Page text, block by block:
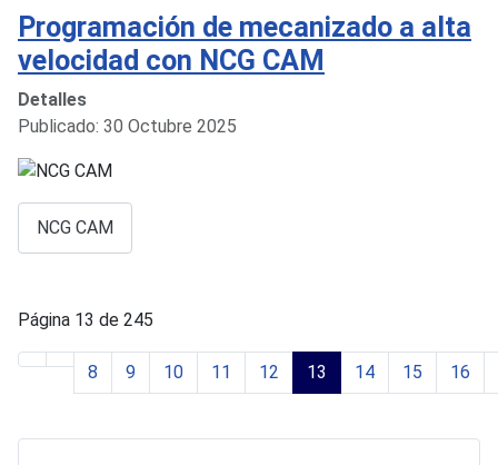
Programación de mecanizado a alta
velocidad con NCG CAM
Detalles
Publicado: 30 Octubre 2025
NCG CAM
Página 13 de 245
8 9 10 11 12 13 14 15 16